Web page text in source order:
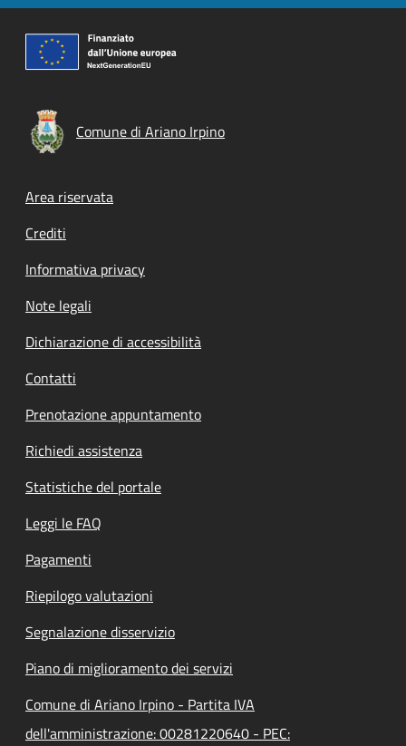
Comune di Ariano Irpino
Footer menu
Area riservata
Crediti
Informativa privacy
Note legali
Dichiarazione di accessibilità
Contatti
Prenotazione appuntamento
Richiedi assistenza
Statistiche del portale
Leggi le FAQ
Pagamenti
Riepilogo valutazioni
Segnalazione disservizio
Piano di miglioramento dei servizi
Comune di Ariano Irpino - Partita IVA
dell'amministrazione: 00281220640 - PEC: